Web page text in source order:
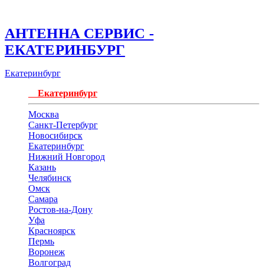
АНТЕННА СЕРВИС -
ЕКАТЕРИНБУРГ
Екатеринбург
Екатеринбург
Москва
Санкт-Петербург
Новосибирск
Екатеринбург
Нижний Новгород
Казань
Челябинск
Омск
Самара
Ростов-на-Дону
Уфа
Красноярск
Пермь
Воронеж
Волгоград